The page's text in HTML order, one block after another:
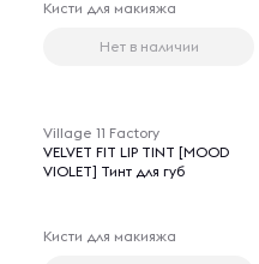
Кисти для макияжа
Нет в наличии
Village 11 Factory
VELVET FIT LIP TINT [MOOD
VIOLET] Тинт для губ
Кисти для макияжа